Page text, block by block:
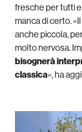
fresche per tutti
manca di certo.
anche piccola,
molto nervosa.
bisognerà
classica», ha